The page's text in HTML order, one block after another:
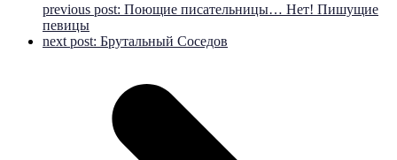
previous post: Поющие писательницы… Нет! Пишущие
певицы
next post: Брутальный Соседов